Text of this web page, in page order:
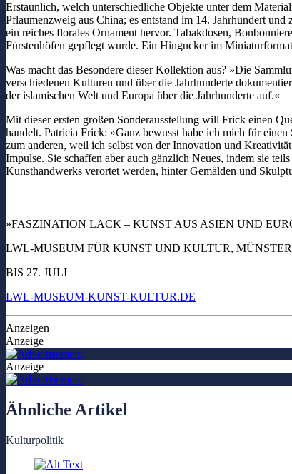
Erstaunlich, welch unterschiedliche Objekte unter dem
Pflaumenzweig aus China; es entstand im 14. Jahrhundert
ein reiches florales Ornament hervor. Tabakdosen,
Fürstenhöfen gepflegt wurde. Ein Hingucker im
Was macht das Besondere dieser Kollektion aus? »Die
verschiedenen Kulturen und über die Jahrhunderte
der islamischen Welt und Europa über die Jahrhunderte auf.«
Mit dieser ersten großen Sonderausstellung will Frick einen
handelt. Patricia Frick: »Ganz bewusst habe ich mich für
zum anderen, weil ich selbst von der Innovation und
Impulse. Sie schaffen aber auch gänzlich Neues, indem sie
Kunsthandwerks verortet werden, hinter Gemälden und
»FASZINATION LACK – KUNST AUS ASIEN UND
LWL-MUSEUM FÜR KUNST UND KULTUR, MÜNSTER
BIS 27. JULI
LWL-MUSEUM-KUNST-KULTUR.DE
Anzeigen
Anzeige
Anzeige
Ähnliche Artikel
Kulturpolitik